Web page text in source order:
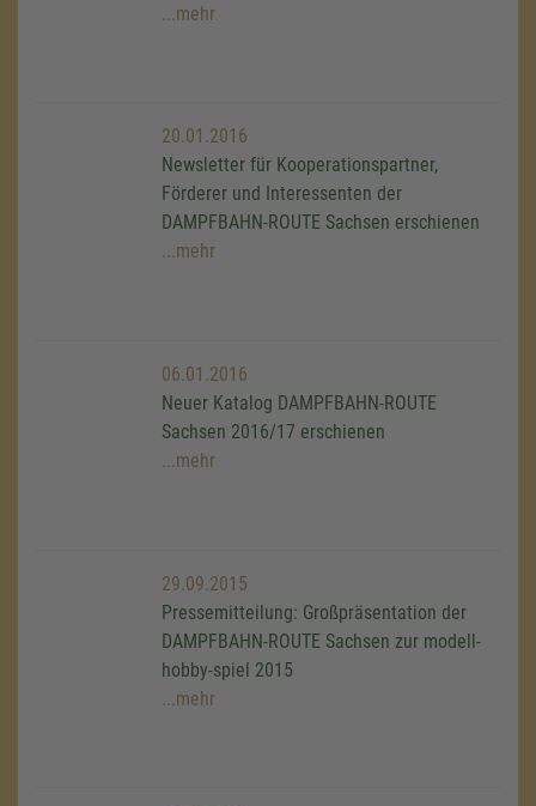
...mehr
20.01.2016
Newsletter für Kooperationspartner,
Förderer und Interessenten der
DAMPFBAHN-ROUTE Sachsen erschienen
...mehr
06.01.2016
Neuer Katalog DAMPFBAHN-ROUTE
Sachsen 2016/17 erschienen
...mehr
29.09.2015
Pressemitteilung: Großpräsentation der
DAMPFBAHN-ROUTE Sachsen zur modell-
hobby-spiel 2015
...mehr